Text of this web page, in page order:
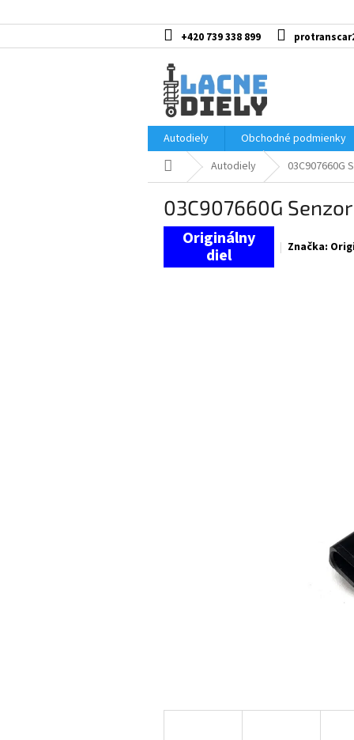
na
+420 739 338 899
Autodiely
Obchodné podmienky
DomovAutodiely 03C907660G
03C907660G
Značka: